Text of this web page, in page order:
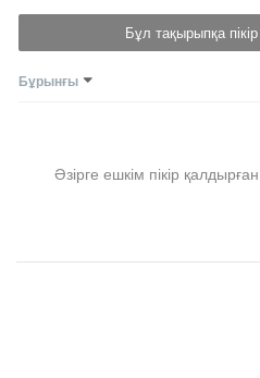
Бұл тақырыпқа
Бұрынғы
Әзірге ешкім пікір